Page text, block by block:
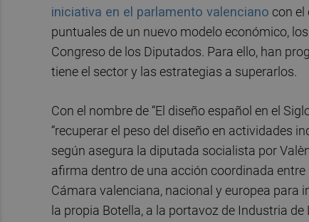
iniciativa en el parlamento valenciano con
puntuales de un nuevo modelo económico,
Congreso de los Diputados. Para ello, han
tiene el sector y las estrategias a superarlos.
Con el nombre de “El diseño español en el
“recuperar el peso del diseño en actividades
según asegura la diputada socialista por
afirma dentro de una acción coordinada
Cámara valenciana, nacional y europea
la propia Botella, a la portavoz de Industria de